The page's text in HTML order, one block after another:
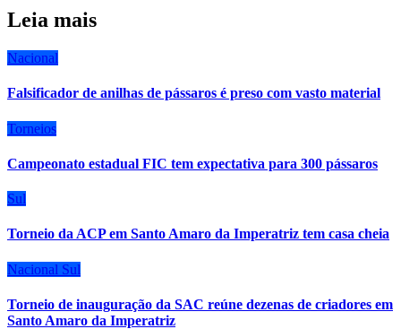
Leia mais
Nacional
Falsificador de anilhas de pássaros é preso com vasto material
Torneios
Campeonato estadual FIC tem expectativa para 300 pássaros
Sul
Torneio da ACP em Santo Amaro da Imperatriz tem casa cheia
Nacional Sul
Torneio de inauguração da SAC reúne dezenas de criadores em
Santo Amaro da Imperatriz